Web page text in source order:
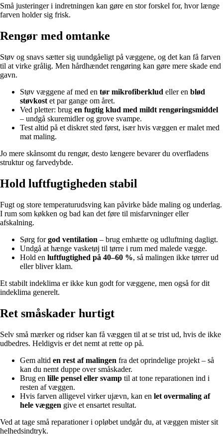
Små justeringer i indretningen kan gøre en stor forskel for, hvor længe
farven holder sig frisk.
Rengør med omtanke
Støv og snavs sætter sig uundgåeligt på væggene, og det kan få farven
til at virke grålig. Men hårdhændet rengøring kan gøre mere skade end
gavn.
Støv væggene af med en tør mikrofiberklud eller en blød
støvkost et par gange om året.
Ved pletter: brug en fugtig klud med mildt rengøringsmiddel
– undgå skuremidler og grove svampe.
Test altid på et diskret sted først, især hvis væggen er malet med
mat maling.
Jo mere skånsomt du rengør, desto længere bevarer du overfladens
struktur og farvedybde.
Hold luftfugtigheden stabil
Fugt og store temperaturudsving kan påvirke både maling og underlag.
I rum som køkken og bad kan det føre til misfarvninger eller
afskalning.
Sørg forgod ventilation – brug emhætte og udluftning dagligt.
Undgå at hænge vasketøj til tørre i rum med malede vægge.
Hold en luftfugtighed på 40–60 %, så malingen ikke tørrer ud
eller bliver klam.
Et stabilt indeklima er ikke kun godt for væggene, men også for dit
indeklima generelt.
Ret småskader hurtigt
Selv små mærker og ridser kan få væggen til at se trist ud, hvis de ikke
udbedres. Heldigvis er det nemt at rette op på.
Gem altid en rest af malingen fra det oprindelige projekt – så
kan du nemt duppe over småskader.
Brug en lille pensel eller svamp til at tone reparationen ind i
resten af væggen.
Hvis farven alligevel virker ujævn, kan en let overmaling af
hele væggen give et ensartet resultat.
Ved at tage små reparationer i opløbet undgår du, at væggen mister sit
helhedsindtryk.